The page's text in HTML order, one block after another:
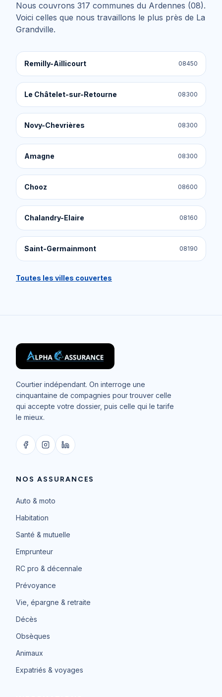
Nous couvrons 317 communes du Ardennes (08).
Voici celles que nous travaillons le plus près de La
Grandville.
Remilly-Aillicourt 08450
Le Châtelet-sur-Retourne 08300
Novy-Chevrières 08300
Amagne 08300
Chooz 08600
Chalandry-Elaire 08160
Saint-Germainmont 08190
Toutes les villes couvertes
Courtier indépendant. On interroge une
cinquantaine de compagnies pour trouver celle
qui accepte votre dossier, puis celle qui le tarife
le mieux.
NOS ASSURANCES
Auto & moto
Habitation
Santé & mutuelle
Emprunteur
RC pro & décennale
Prévoyance
Vie, épargne & retraite
Décès
Obsèques
Animaux
Expatriés & voyages